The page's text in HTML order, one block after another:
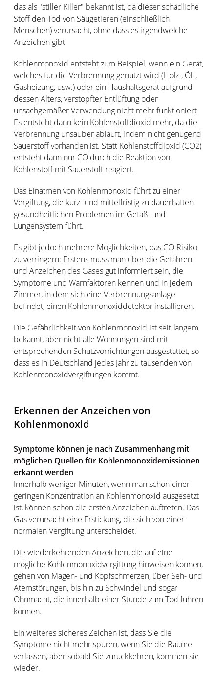
das als "stiller Killer" bekannt ist, da dieser schädliche
Stoff den Tod von Säugetieren (einschließlich
Menschen) verursacht, ohne dass es irgendwelche
Anzeichen gibt.
Kohlenmonoxid entsteht zum Beispiel, wenn ein Gerät,
welches für die Verbrennung genutzt wird (Holz-, Öl-,
Gasheizung, usw.) oder ein Haushaltsgerät aufgrund
dessen Alters, verstopfter Entlüftung oder
unsachgemäßer Verwendung nicht mehr funktioniert
Es entsteht dann kein Kohlenstoffdioxid mehr, da die
Verbrennung unsauber abläuft, indem nicht genügend
Sauerstoff vorhanden ist. Statt Kohlenstoffdioxid (CO2)
entsteht dann nur CO durch die Reaktion von
Kohlenstoff mit Sauerstoff reagiert.
Das Einatmen von Kohlenmonoxid führt zu einer
Vergiftung, die kurz- und mittelfristig zu dauerhaften
gesundheitlichen Problemen im Gefäß- und
Lungensystem führt.
Es gibt jedoch mehrere Möglichkeiten, das CO-Risiko
zu verringern: Erstens muss man über die Gefahren
und Anzeichen des Gases gut informiert sein, die
Symptome und Warnfaktoren kennen und in jedem
Zimmer, in dem sich eine Verbrennungsanlage
befindet, einen Kohlenmonoxiddetektor installieren.
Die Gefährlichkeit von Kohlenmonoxid ist seit langem
bekannt, aber nicht alle Wohnungen sind mit
entsprechenden Schutzvorrichtungen ausgestattet, so
dass es in Deutschland jedes Jahr zu tausenden von
Kohlenmonoxidvergiftungen kommt.
Erkennen der Anzeichen von
Kohlenmonoxid
Symptome können je nach Zusammenhang mit
möglichen Quellen für Kohlenmonoxidemissionen
erkannt werden
Innerhalb weniger Minuten, wenn man schon einer
geringen Konzentration an Kohlenmonoxid ausgesetzt
ist, können schon die ersten Anzeichen auftreten. Das
Gas verursacht eine Erstickung, die sich von einer
normalen Vergiftung unterscheidet.
Die wiederkehrenden Anzeichen, die auf eine
mögliche Kohlenmonoxidvergiftung hinweisen können,
gehen von Magen- und Kopfschmerzen, über Seh- und
Atemstörungen, bis hin zu Schwindel und sogar
Ohnmacht, die innerhalb einer Stunde zum Tod führen
können.
Ein weiteres sicheres Zeichen ist, dass Sie die
Symptome nicht mehr spüren, wenn Sie die Räume
verlassen, aber sobald Sie zurückkehren, kommen sie
wieder.